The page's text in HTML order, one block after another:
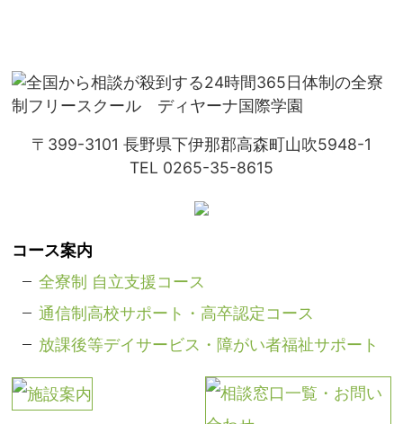
〒399-3101 長野県下伊那郡高森町山吹5948-1
TEL 0265-35-8615
コース案内
全寮制 自立支援コース
通信制高校サポート・高卒認定コース
放課後等デイサービス・障がい者福祉サポート